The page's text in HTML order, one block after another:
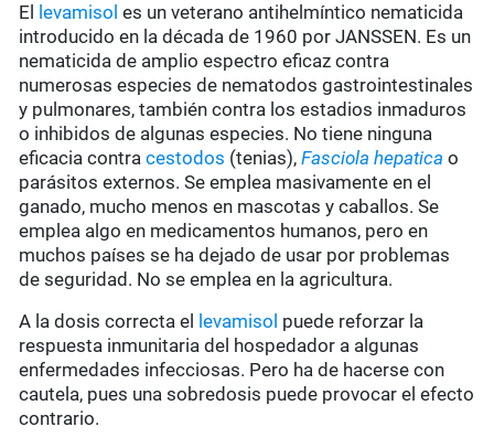
El
levamisol es un veterano antihelmíntico nematicida
introducido en la década de 1960 por JANSSEN. Es un
nematicida de amplio espectro eficaz contra
numerosas especies de nematodos gastrointestinales
y pulmonares, también contra los estadios inmaduros
o inhibidos de algunas especies. No tiene ninguna
eficacia contracestodos (tenias),Fasciola hepatica o
parásitos externos. Se emplea masivamente en el
ganado, mucho menos en mascotas y caballos. Se
emplea algo en medicamentos humanos, pero en
muchos países se ha dejado de usar por problemas
de seguridad. No se emplea en la agricultura.
A la dosis correcta el levamisol puede reforzar la
respuesta inmunitaria del hospedador a algunas
enfermedades infecciosas. Pero ha de hacerse con
cautela, pues una sobredosis puede provocar el efecto
contrario.